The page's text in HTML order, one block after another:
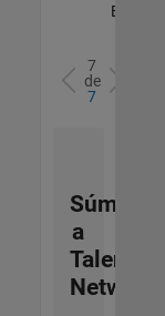
7
de
7
Súmese
a
Talent
Network